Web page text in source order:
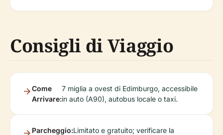
Consigli di Viaggio
Come
Arrivare:
7 miglia a ovest di Edimburgo, accessibile
in auto (A90), autobus locale o taxi.
Parcheggio:Limitato e gratuito; verificare la